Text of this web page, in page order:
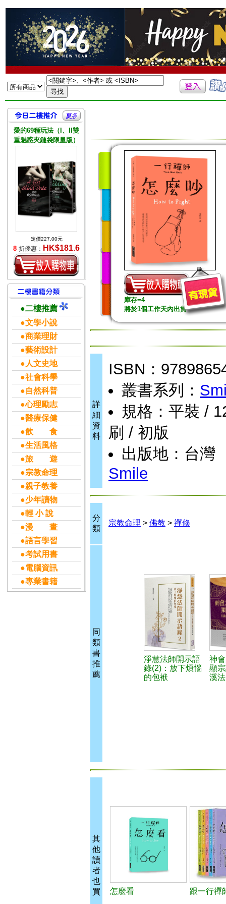
愛的69種玩法（I、II雙
重魅惑夾鏈袋限量版）
定價227.00元
8 折優惠： HK$181.6
●二樓推薦
●文學小說
●商業理財
●藝術設計
●人文史地
●社會科學
●自然科普
●心理勵志
●醫療保健
●飲 食
●生活風格
●旅 遊
●宗教命理
●親子教養
●少年讀物
●輕 小 說
●漫 畫
●語言學習
●考試用書
●電腦資訊
●專業書籍
庫存=4
將於1個工作天內出貨
詳
細
資
料
ISBN：
叢書系列：
規格：平裝 /
刷 / 初版
出版地：台灣
Smile
分
類
宗教命理 > 佛教 > 禪修
同
類
書
推
薦
淨慧法師開示語
錄(2)：放下煩惱
的包袱
神
顯
溪
其
他
讀
者
也
買
怎麼看 跟一行禪